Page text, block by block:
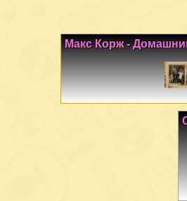
Макс Корж -